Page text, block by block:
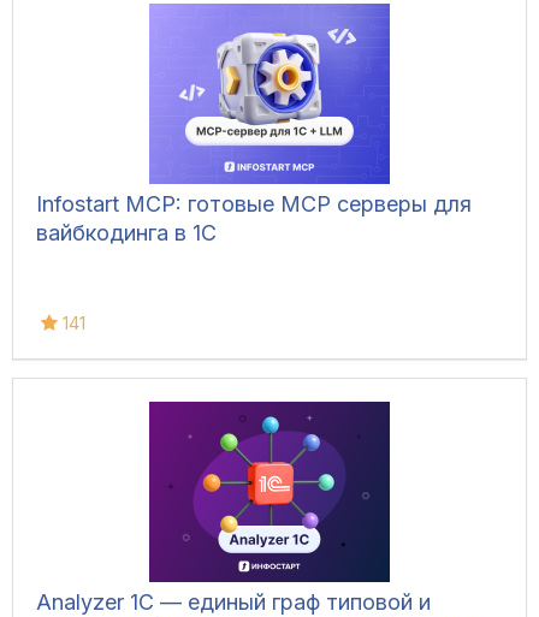
Infostart MCP: готовые MCP серверы для
вайбкодинга в 1С
141
Analyzer 1C — единый граф типовой и